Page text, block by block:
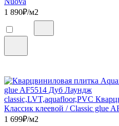
1 890₽/м2
classic,LVT,aquafloor,PVC
Классик клеевой / Classic glue
1 699₽/м2